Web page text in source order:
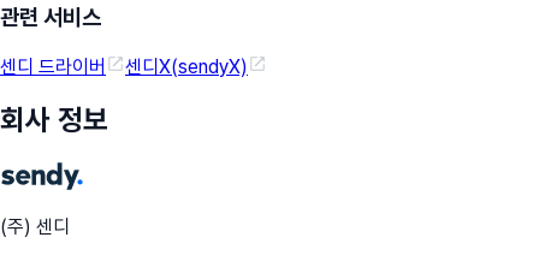
관련 서비스
센디 드라이버 센디X(sendyX)
회사 정보
(주) 센디